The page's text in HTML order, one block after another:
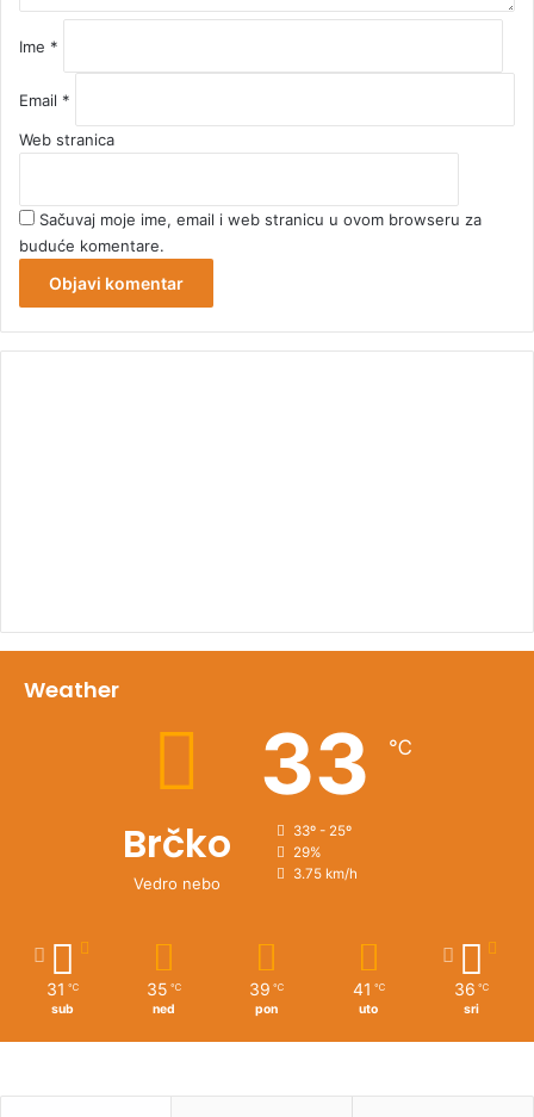
Ime *
Email *
Web stranica
Sačuvaj moje ime, email i web stranicu u ovom browseru za
buduće komentare.
Weather
Brčko
Vedro nebo
33 ℃
33º - 25º
29%
3.75 km/h
31 ℃
sub
35 ℃
ned
39 ℃
pon
41 ℃
uto
36 ℃
sri